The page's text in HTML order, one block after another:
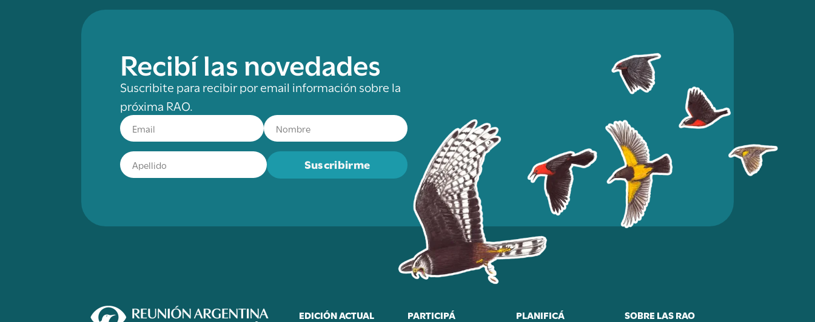
Recibí las novedades
Suscribite para recibir por email información sobre la
próxima RAO.
Suscribirme
EDICIÓN ACTUAL
PARTICIPÁ
PLANIFICÁ
SOBRE LAS RAO